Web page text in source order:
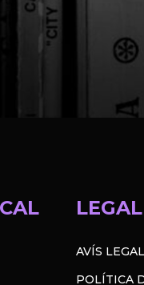
LEGAL
AVÍS LEGAL
POLÍTICA